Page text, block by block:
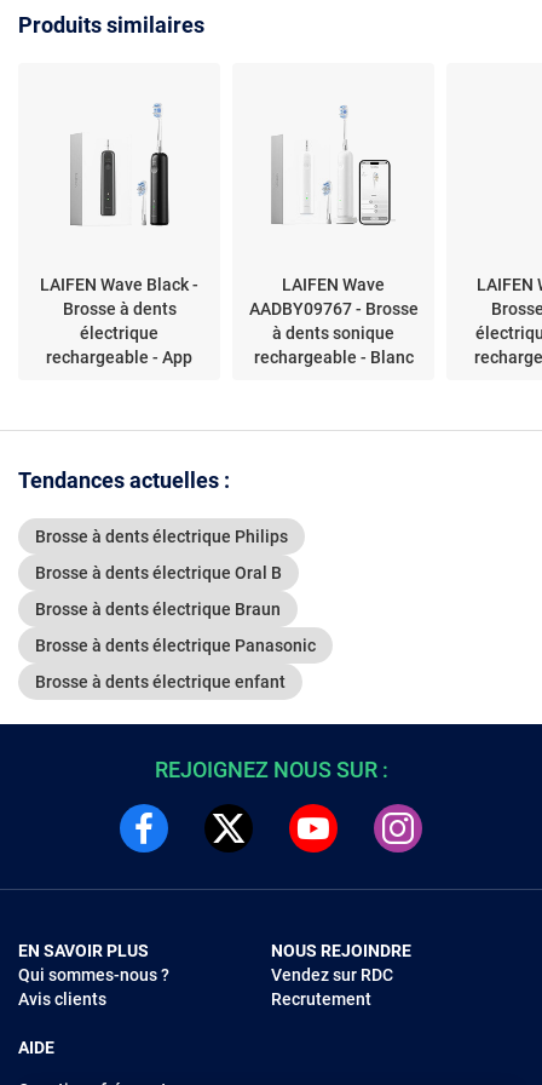
Produits similaires
LAIFEN Wave Black -
Brosse à dents
électrique
rechargeable - App
LAIFEN Wave
AADBY09767 - Brosse
à dents sonique
rechargeable - Blanc
LAIFEN
Tendances actuelles :
Brosse à dents électrique Philips
Brosse à dents électrique Oral B
Brosse à dents électrique Braun
Brosse à dents électrique Panasonic
Brosse à dents électrique enfant
REJOIGNEZ NOUS SUR :
EN SAVOIR PLUS
Qui sommes-nous ?
Avis clients
AIDE
NOUS REJOINDRE
Vendez sur RDC
Recrutement